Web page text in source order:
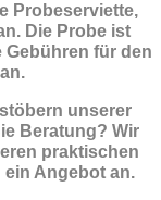
Probeserviette,
Die Probe ist
Gebühren für den
unserer
Beratung? Wir
praktischen
ein Angebot an.